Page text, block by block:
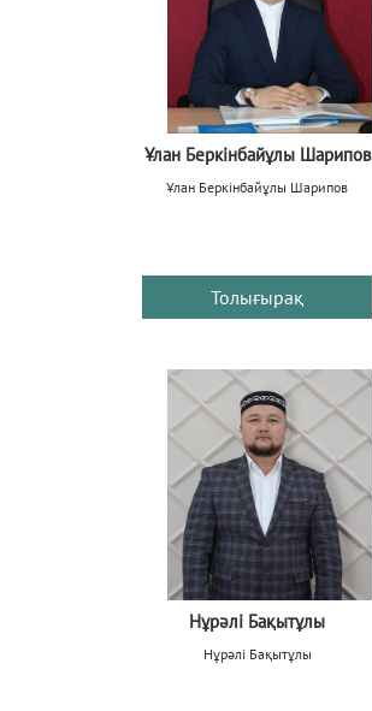
Ұлан Беркінбайұлы Шарипов
Ұлан Беркінбайұлы Шарипов
Толығырақ
Нұрәлі Бақытұлы
Нұрәлі Бақытұлы